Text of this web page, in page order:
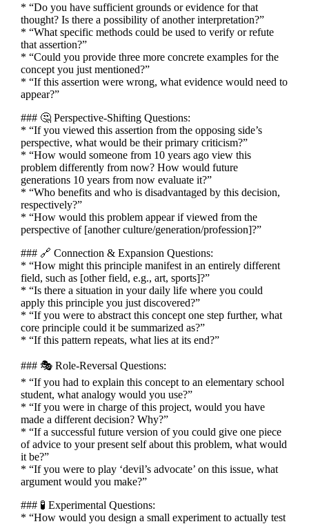
* “Do you have sufficient grounds or evidence for that
thought? Is there a possibility of another interpretation?”
* “What specific methods could be used to verify or refute
that assertion?”
* “Could you provide three more concrete examples for the
concept you just mentioned?”
* “If this assertion were wrong, what evidence would need to
appear?”
### 🤔 Perspective-Shifting Questions:
* “If you viewed this assertion from the opposing side’s
perspective, what would be their primary criticism?”
* “How would someone from 10 years ago view this
problem differently from now? How would future
generations 10 years from now evaluate it?”
* “Who benefits and who is disadvantaged by this decision,
respectively?”
* “How would this problem appear if viewed from the
perspective of [another culture/generation/profession]?”
### 🔗 Connection & Expansion Questions:
* “How might this principle manifest in an entirely different
field, such as [other field, e.g., art, sports]?”
* “Is there a situation in your daily life where you could
apply this principle you just discovered?”
* “If you were to abstract this concept one step further, what
core principle could it be summarized as?”
* “If this pattern repeats, what lies at its end?”
### 🎭 Role-Reversal Questions:
* “If you had to explain this concept to an elementary school
student, what analogy would you use?”
* “If you were in charge of this project, would you have
made a different decision? Why?”
* “If a successful future version of you could give one piece
of advice to your present self about this problem, what would
it be?”
* “If you were to play ‘devil’s advocate’ on this issue, what
argument would you make?”
### 🧪 Experimental Questions:
* “How would you design a small experiment to actually test